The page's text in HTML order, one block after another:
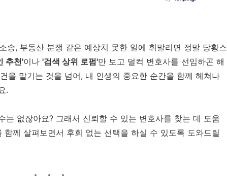
송, 부동산 분쟁 같은 예상치 못한 일에 휘말리면 정말 당황스
추천'이나 '검색 상위 로펌'만 보고 덜컥 변호사를 선임하곤 해
을 맡기는 것을 넘어, 내 인생의 중요한 순간을 함께 헤쳐나
.
는 없잖아요? 그래서 신뢰할 수 있는 변호사를 찾는 데 도움
함께 살펴보면서 후회 없는 선택을 하실 수 있도록 도와드릴